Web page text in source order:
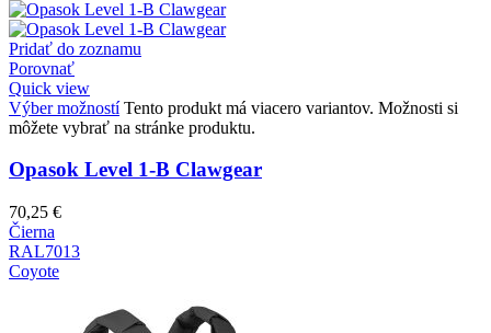
Pridať do zoznamu
Porovnať
Quick view
Výber možností Tento produkt má viacero variantov. Možnosti si
môžete vybrať na stránke produktu.
Opasok Level 1-B Clawgear
70,25 €
Čierna
RAL7013
Coyote